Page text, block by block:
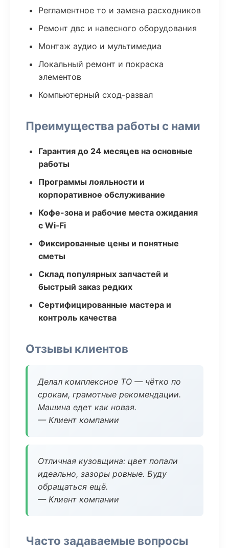
Регламентное то и замена расходников
Ремонт двс и навесного оборудования
Монтаж аудио и мультимедиа
Локальный ремонт и покраска
элементов
Компьютерный сход-развал
Преимущества работы с нами
Гарантия до 24 месяцев на основные
работы
Программы лояльности и
корпоративное обслуживание
Кофе-зона и рабочие места ожидания
с Wi‑Fi
Фиксированные цены и понятные
сметы
Склад популярных запчастей и
быстрый заказ редких
Сертифицированные мастера и
контроль качества
Отзывы клиентов
Делал комплексное ТО — чётко по
срокам, грамотные рекомендации.
Машина едет как новая.
— Клиент компании
Отличная кузовщина: цвет попали
идеально, зазоры ровные. Буду
обращаться ещё.
— Клиент компании
Часто задаваемые вопросы